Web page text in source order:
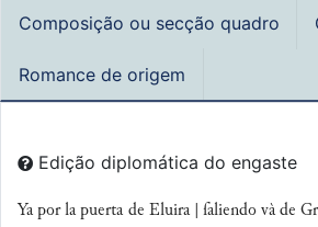
Composição ou secção quadro
Romance de origem
Edição diplomática do engaste
Ya por la puerta de Eluira | ſaliendo và de